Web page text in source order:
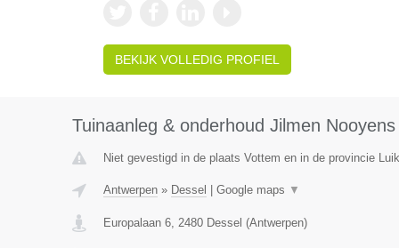
BEKIJK VOLLEDIG PROFIEL
Tuinaanleg & onderhoud Jilmen Nooyens
Niet gevestigd in de plaats Vottem en in de provincie
Antwerpen» Dessel Google maps ▼
Europalaan 6, 2480 Dessel (Antwerpen)